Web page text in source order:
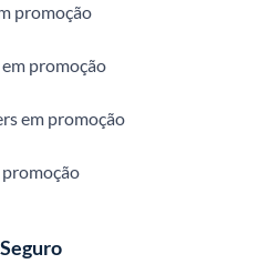
promoção
promoção
em promoção
promoção